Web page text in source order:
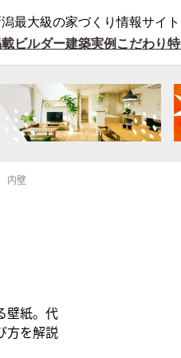
最大級の家づくり情報サイト
ビルダー建築実例 こだわり
内壁